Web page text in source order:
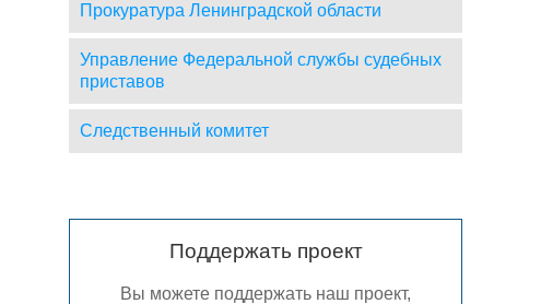
Прокуратура Ленинградской области
Управление Федеральной службы судебных
приставов
Следственный комитет
Поддержать проект
Вы можете поддержать наш проект,